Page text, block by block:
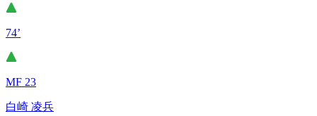
74’
MF 23
白崎 凌兵